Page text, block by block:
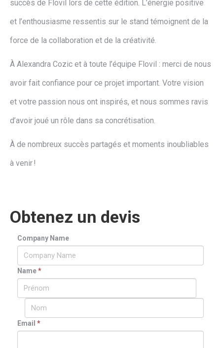
succès de Flovil lors de cette édition. L’énergie positive
et l’enthousiasme ressentis sur le stand témoignent de la
force de la collaboration et de la créativité.
À Alexandra Cozic et à toute l’équipe Flovil : merci de nous
avoir fait confiance pour ce projet important. Votre vision
et votre passion nous ont inspirés, et nous sommes ravis
d’avoir joué un rôle dans sa concrétisation.
À de nombreux succès partagés et moments inoubliables
à venir !
Obtenez un devis
Company Name
Name*
Email *